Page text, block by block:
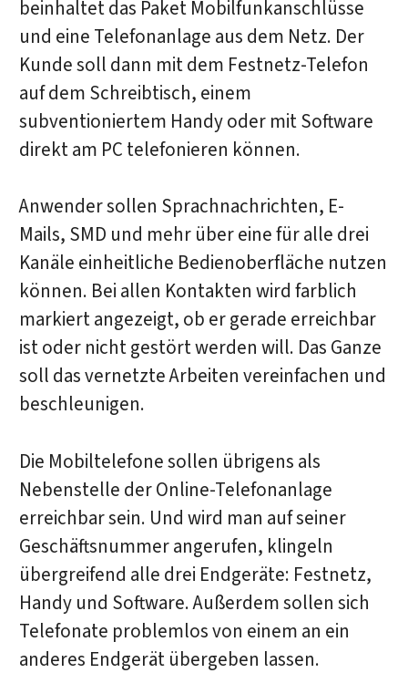
beinhaltet das Paket Mobilfunkanschlüsse
und eine Telefonanlage aus dem Netz. Der
Kunde soll dann mit dem Festnetz-Telefon
auf dem Schreibtisch, einem
subventioniertem Handy oder mit Software
direkt am PC telefonieren können.
Anwender sollen Sprachnachrichten, E-
Mails, SMD und mehr über eine für alle drei
Kanäle einheitliche Bedienoberfläche nutzen
können. Bei allen Kontakten wird farblich
markiert angezeigt, ob er gerade erreichbar
ist oder nicht gestört werden will. Das Ganze
soll das vernetzte Arbeiten vereinfachen und
beschleunigen.
Die Mobiltelefone sollen übrigens als
Nebenstelle der Online-Telefonanlage
erreichbar sein. Und wird man auf seiner
Geschäftsnummer angerufen, klingeln
übergreifend alle drei Endgeräte: Festnetz,
Handy und Software. Außerdem sollen sich
Telefonate problemlos von einem an ein
anderes Endgerät übergeben lassen.